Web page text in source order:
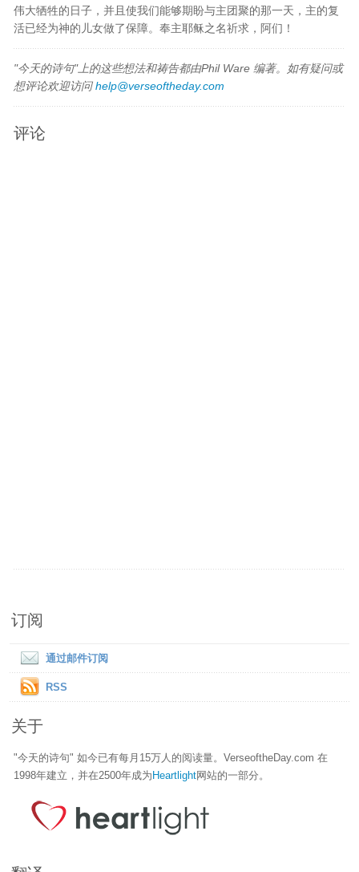
伟大牺牲的日子，并且使我们能够期盼与主团聚的那一天，主的复
活已经为神的儿女做了保障。奉主耶稣之名祈求，阿们！
"今天的诗句"上的这些想法和祷告都由Phil Ware 编著。如有疑问或
想评论欢迎访问help@verseoftheday.com
评论
订阅
通过邮件订阅
RSS
关于
"今天的诗句" 如今已有每月15万人的阅读量。VerseoftheDay.com 在
1998年建立，并在2500年成为 Heartlight网站的一部分。